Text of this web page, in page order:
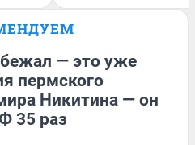
— это уже
пермского
Никитина — он
35 раз